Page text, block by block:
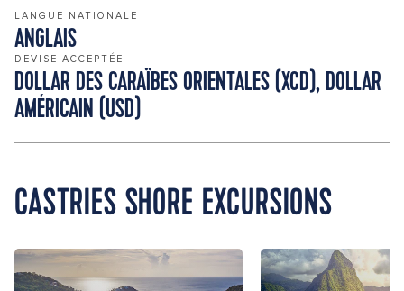
LANGUE NATIONALE
ANGLAIS
DEVISE ACCEPTÉE
DOLLAR DES CARAÏBES ORIENTALES (XCD), DOLLAR
AMÉRICAIN (USD)
CASTRIES SHORE EXCURSIONS